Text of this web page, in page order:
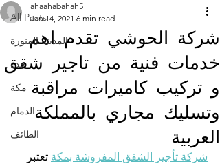
All Posts
المدينة المنورة
جدة
مكة
الدمام
الطائف
شركة الحوشي تقدم اهم
خدمات فنية من تاجير شقق
و تركيب كاميرات مراقبة
وتسليك مجاري بالمملكة
العربية
ahaahabahah5
Jan 14, 2021 6 min read
شركة تأجير الشقق المفروشة بمكة تعتبر